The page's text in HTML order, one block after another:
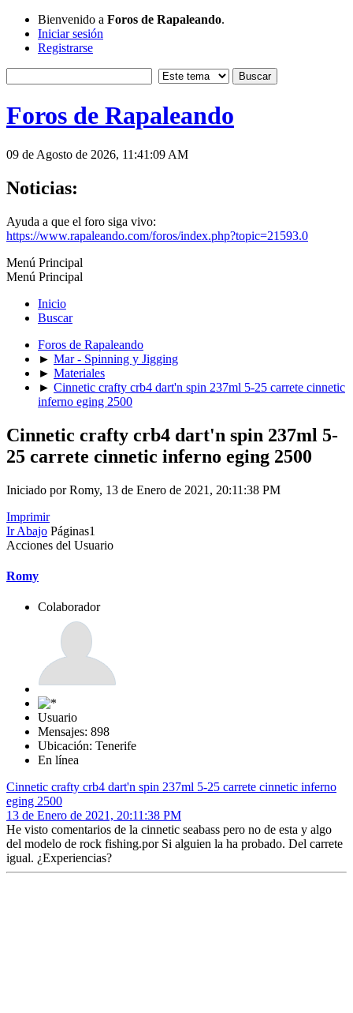
Bienvenido a Foros de Rapaleando.
Iniciar sesión
Registrarse
Foros de Rapaleando
09 de Agosto de 2026, 11:41:09 AM
Noticias:
Ayuda a que el foro siga vivo:
https://www.rapaleando.com/foros/index.php?topic=21593.0
Menú Principal
Menú Principal
Inicio
Buscar
Foros de Rapaleando
► Mar - Spinning y Jigging
► Materiales
► Cinnetic crafty crb4 dart'n spin 237ml 5-25 carrete cinnetic
inferno eging 2500
Cinnetic crafty crb4 dart'n spin 237ml 5-
25 carrete cinnetic inferno eging 2500
Iniciado por Romy, 13 de Enero de 2021, 20:11:38 PM
Imprimir
Ir Abajo Páginas1
Acciones del Usuario
Romy
Colaborador
Usuario
Mensajes: 898
Ubicación: Tenerife
En línea
Cinnetic crafty crb4 dart'n spin 237ml 5-25 carrete cinnetic inferno
eging 2500
13 de Enero de 2021, 20:11:38 PM
He visto comentarios de la cinnetic seabass pero no de esta y algo
del modelo de rock fishing.por Si alguien la ha probado. Del carrete
igual. ¿Experiencias?